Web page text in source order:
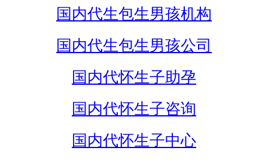
国内代生包生男孩机构
国内代生包生男孩公司
国内代怀生子助孕
国内代怀生子咨询
国内代怀生子中心